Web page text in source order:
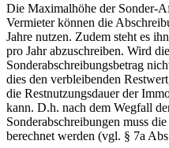
Die Maximalhöhe der Sonder-
Vermieter können die
Jahre nutzen. Zudem steht es
pro Jahr abzuschreiben. Wird
Sonderabschreibungsbetrag
dies den verbleibenden
die Restnutzungsdauer der
kann. D.h. nach dem Wegfall
Sonderabschreibungen muss
berechnet werden (vgl. § 7a